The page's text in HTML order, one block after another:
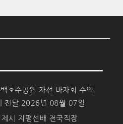
호수공원 자선 바자회 수익
전달 2026년 08월 07일
시 지평선배 전국직장